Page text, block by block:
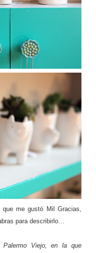
me gustó Mil Gracias,
para describirlo…
Viejo, en la que